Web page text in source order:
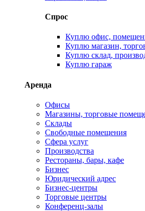
Спрос
Куплю офис,
Куплю магазин,
Куплю склад,
Куплю гараж
Аренда
Офисы
Магазины, торговые
Склады
Свободные помещения
Сфера услуг
Производства
Рестораны, бары, кафе
Бизнес
Юридический адрес
Бизнес-центры
Торговые центры
Конференц-залы